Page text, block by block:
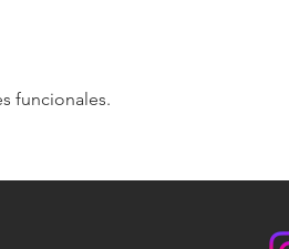
funcionales.